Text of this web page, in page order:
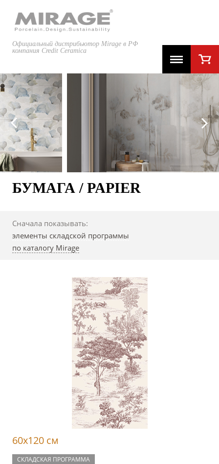
Официальный дистрибьютор Mirage в РФ
компания Credit Ceramica
БУМАГА / PAPIER
Сначала показывать:
элементы складской программы
по каталогу Mirage
60x120 см
СКЛАДСКАЯ ПРОГРАММА